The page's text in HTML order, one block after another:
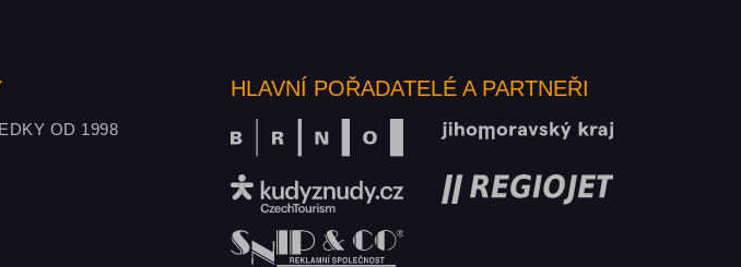
OD 1998
HLAVNÍ POŘADATELÉ A PARTNEŘI